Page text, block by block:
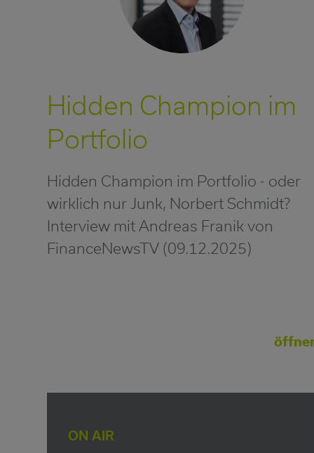
Hidden Champion im
Portfolio
Hidden Champion im Portfolio - oder
wirklich nur Junk, Norbert Schmidt?
Interview mit Andreas Franik von
FinanceNewsTV (09.12.2025)
ON AIR